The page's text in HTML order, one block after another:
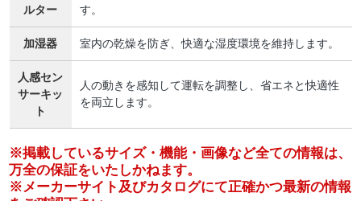
ルター
す。
加湿器 室内の乾燥を防ぎ、快適な湿度環境を維持します。
人感セン
サーキッ
ト
人の動きを感知して運転を調整し、省エネと快適性
を両立します。
※掲載しているサイズ・機能・画像など全ての情報は、
万全の保証をいたしかねます。
※メーカーサイト及びカタログにて正確かつ最新の情報